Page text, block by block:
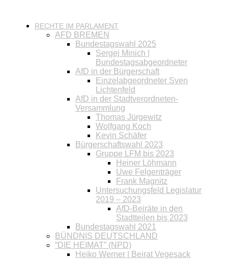
RECHTE IM PARLAMENT
AFD BREMEN
Bundestagswahl 2025
Sergej Minich |
Bundestagsabgeordneter
AfD in der Bürgerschaft
Einzelabgeordneter Sven
Lichtenfeld
AfD in der Stadtverordneten-
Versammlung
Thomas Jürgewitz
Wolfgang Koch
Kevin Schäfer
Bürgerschaftswahl 2023
Gruppe LFM bis 2023
Heiner Löhmann
Uwe Felgenträger
Frank Magnitz
Untersuchungsfeld Legislatur
2019 – 2023
AfD-Beiräte in den
Stadtteilen bis 2023
Bundestagswahl 2021
BÜNDNIS DEUTSCHLAND
“DIE HEIMAT” (NPD)
Heiko Werner | Beirat Vegesack